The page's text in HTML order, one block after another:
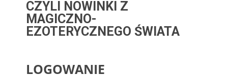
CZYLI NOWINKI Z
MAGICZNO-
EZOTERYCZNEGO ŚWIATA
LOGOWANIE